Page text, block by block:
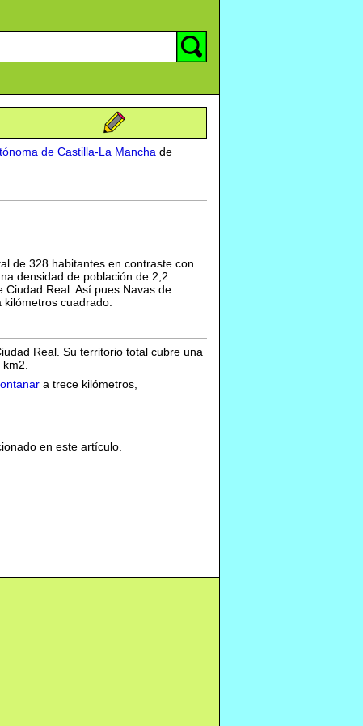
de Castilla-La Mancha de
de 328 habitantes en contraste con
densidad de población de 2,2
Real. Así pues Navas de
cuadrado.
Real. Su territorio total cubre una
a trece kilómetros,
en este artículo.